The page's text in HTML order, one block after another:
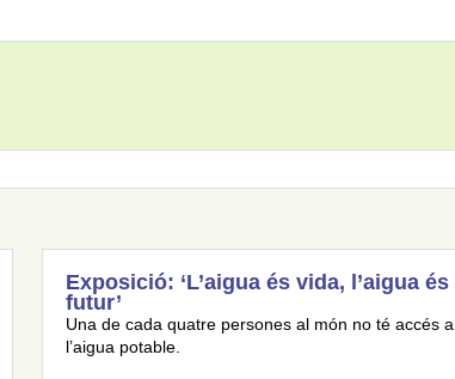
Exposició: ‘L’aigua és vida, l’aigua és
futur’
Una de cada quatre persones al món no té accés a
l’aigua potable.